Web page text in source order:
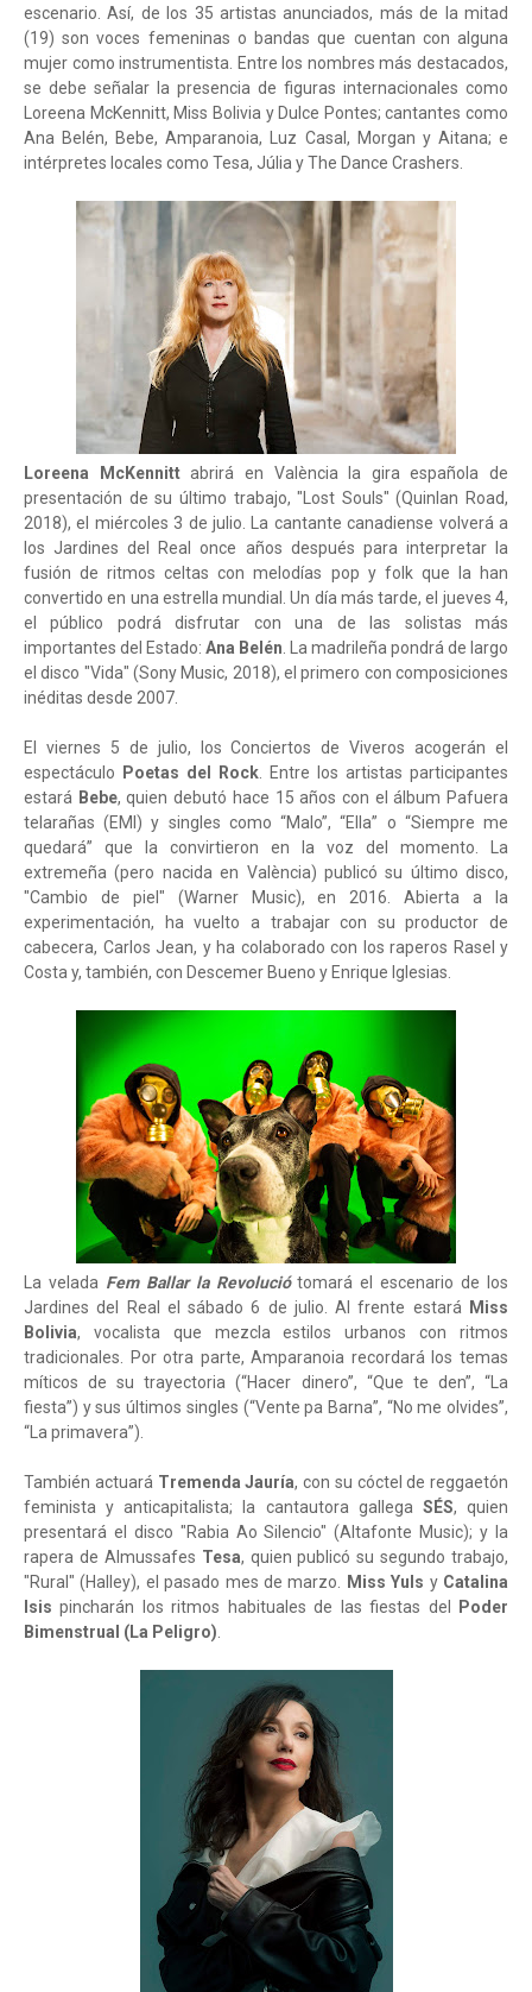
escenario. Así, de los 35 artistas anunciados, más de la mitad
(19) son voces femeninas o bandas que cuentan con alguna
mujer como instrumentista. Entre los nombres más destacados,
se debe señalar la presencia de figuras internacionales como
Loreena McKennitt, Miss Bolivia y Dulce Pontes; cantantes como
Ana Belén, Bebe, Amparanoia, Luz Casal, Morgan y Aitana; e
intérpretes locales como Tesa, Júlia y The Dance Crashers.
Loreena McKennittabrirá en València la gira española de
presentación de su último trabajo, "Lost Souls" (Quinlan Road,
2018), el miércoles 3 de julio. La cantante canadiense volverá a
los Jardines del Real once años después para interpretar la
fusión de ritmos celtas con melodías pop y folk que la han
convertido en una estrella mundial. Un día más tarde, el jueves 4,
el público podrá disfrutar con una de las solistas más
importantes del Estado: Ana Belén. La madrileña pondrá de largo
el disco "Vida" (Sony Music, 2018), el primero con composiciones
inéditas desde 2007.
El viernes 5 de julio, los Conciertos de Viveros acogerán el
espectáculo
Poetas del Rock. Entre los artistas participantes
estará Bebe, quien debutó hace 15 años con el álbum Pafuera
telarañas (EMI) y singles como “Malo”, “Ella” o “Siempre me
quedará” que la convirtieron en la voz del momento. La
extremeña (pero nacida en València) publicó su último disco,
"Cambio de piel" (Warner Music), en 2016. Abierta a la
experimentación, ha vuelto a trabajar con su productor de
cabecera, Carlos Jean, y ha colaborado con los raperos Rasel y
Costa y, también, con Descemer Bueno y Enrique Iglesias.
La velada Fem Ballar la Revoluciótomará el escenario de los
Jardines del Real el sábado 6 de julio. Al frente estará Miss
Bolivia, vocalista que mezcla estilos urbanos con ritmos
tradicionales. Por otra parte, Amparanoia recordará los temas
míticos de su trayectoria (“Hacer dinero”, “Que te den”, “La
fiesta”) y sus últimos singles (“Vente pa Barna”, “No me olvides”,
“La primavera”).
También actuará Tremenda Jauría, con su cóctel de reggaetón
feminista y anticapitalista; la cantautora gallega SÉS, quien
presentará el disco "Rabia Ao Silencio" (Altafonte Music); y la
rapera de Almussafes Tesa, quien publicó su segundo trabajo,
"Rural" (Halley), el pasado mes de marzo. Miss Yuls y Catalina
Isis pincharán los ritmos habituales de las fiestas del
Poder
Bimenstrual (La Peligro).